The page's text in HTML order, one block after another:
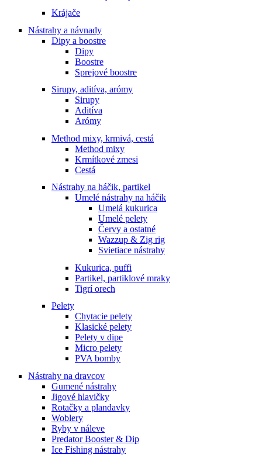
Krájače
Nástrahy a návnady
Dipy a boostre
Dipy
Boostre
Sprejové boostre
Sirupy, aditíva, arómy
Sirupy
Aditíva
Arómy
Method mixy, krmivá, cestá
Method mixy
Krmítkové zmesi
Cestá
Nástrahy na háčik, partikel
Umelé nástrahy na háčik
Umelá kukurica
Umelé pelety
Červy a ostatné
Wazzup & Zig rig
Svietiace nástrahy
Kukurica, puffi
Partikel, partiklové mraky
Tigrí orech
Pelety
Chytacie pelety
Klasické pelety
Pelety v dipe
Micro pelety
PVA bomby
Nástrahy na dravcov
Gumené nástrahy
Jigové hlavičky
Rotačky a plandavky
Woblery
Ryby v náleve
Predator Booster & Dip
Ice Fishing nástrahy